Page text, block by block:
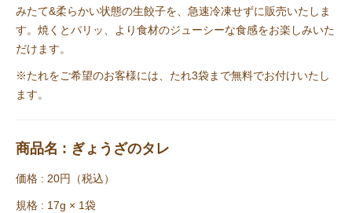
みたて&柔らかい状態の生餃子を、急速冷凍せずに販売いたしま
す。焼くとパリッ、より食材のジューシーな食感をお楽しみいた
だけます。
※たれをご希望のお客様には、たれ3袋まで無料でお付けいたし
ます。
商品名 : ぎょうざのタレ
価格 : 20円（税込）
規格 : 17g × 1袋